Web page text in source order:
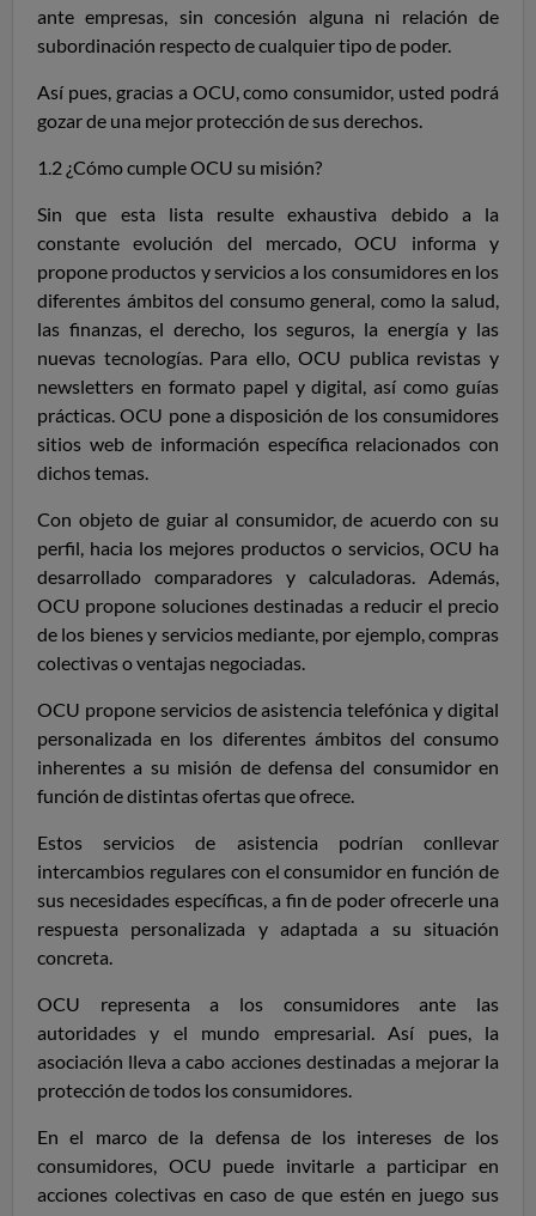
ante empresas, sin concesión alguna ni relación de
subordinación respecto de cualquier tipo de poder.
Así pues, gracias a OCU, como consumidor, usted podrá
gozar de una mejor protección de sus derechos.
1.2 ¿Cómo cumple OCU su misión?
Sin que esta lista resulte exhaustiva debido a la
constante evolución del mercado, OCU informa y
propone productos y servicios a los consumidores en los
diferentes ámbitos del consumo general, como la salud,
las finanzas, el derecho, los seguros, la energía y las
nuevas tecnologías.Para ello, OCU publica revistas y
newsletters en formato papel y digital, así como guías
prácticas. OCU pone a disposición de los consumidores
sitios web de información específica relacionados con
dichos temas.
Con objeto de guiar al consumidor, de acuerdo con su
perfil, hacia los mejores productos o servicios, OCU ha
desarrollado comparadores y calculadoras. Además,
OCU propone soluciones destinadas a reducir el precio
de los bienes y servicios mediante, por ejemplo, compras
colectivas o ventajas negociadas.
OCU propone servicios de asistencia telefónica y digital
personalizada en los diferentes ámbitos del consumo
inherentes a su misión de defensa del consumidor en
función de distintas ofertas que ofrece.
Estos servicios de asistencia podrían conllevar
intercambios regulares con el consumidor en función de
sus necesidades específicas, a fin de poder ofrecerle una
respuesta personalizada y adaptada a su situación
concreta.
OCU representa a los consumidores ante las
autoridades y el mundo empresarial.Así pues, la
asociación lleva a cabo acciones destinadas a mejorar la
protección de todos los consumidores.
En el marco de la defensa de los intereses de los
consumidores, OCU puede invitarle a participar en
acciones colectivas en caso de que estén en juego sus